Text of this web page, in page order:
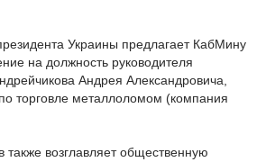
Украины предлагает КабМину
на должность руководителя
Андрея Александровича,
торговле металлоломом (компания
также возглавляет общественную